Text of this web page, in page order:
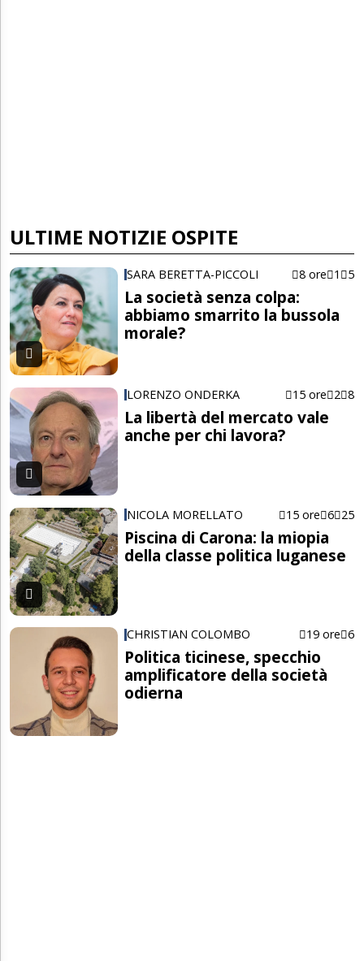
ULTIME NOTIZIE OSPITE
SARA BERETTA-PICCOLI 8 ore 1 5
La società senza colpa:
abbiamo smarrito la bussola
morale?
LORENZO ONDERKA 15 ore 2 8
La libertà del mercato vale
anche per chi lavora?
NICOLA MORELLATO 15 ore 6 25
Piscina di Carona: la miopia
della classe politica luganese
CHRISTIAN COLOMBO 19 ore 6
Politica ticinese, specchio
amplificatore della società
odierna